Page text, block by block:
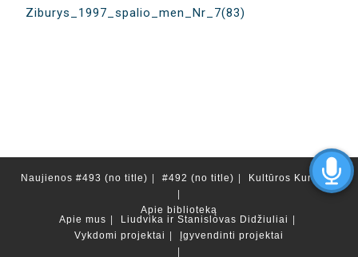
Ziburys_1997_spalio_men_Nr_7(83)
Naujienos #493 (no title) #492 (no title) Kultūros Kurortas
Apie biblioteką
Apie mus
Liudvika ir Stanislovas Didžiuliai
Vykdomi projektai
Įgyvendinti projektai